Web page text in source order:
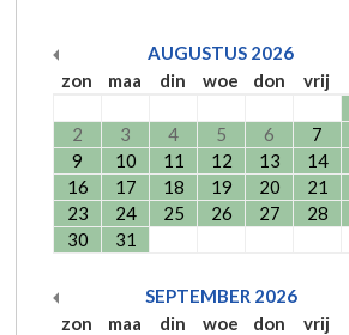
AUGUSTUS 2026
zon
maa din woe don vrij
2
3 4 5 6 7
9
10 11 12 13 14
16
17 18 19 20 21
23
24 25 26 27 28
30
31
SEPTEMBER 2026
zon
maa din woe don vrij